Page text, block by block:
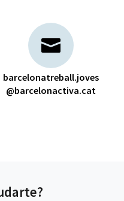
barcelonatreball.joves
@barcelonactiva.cat